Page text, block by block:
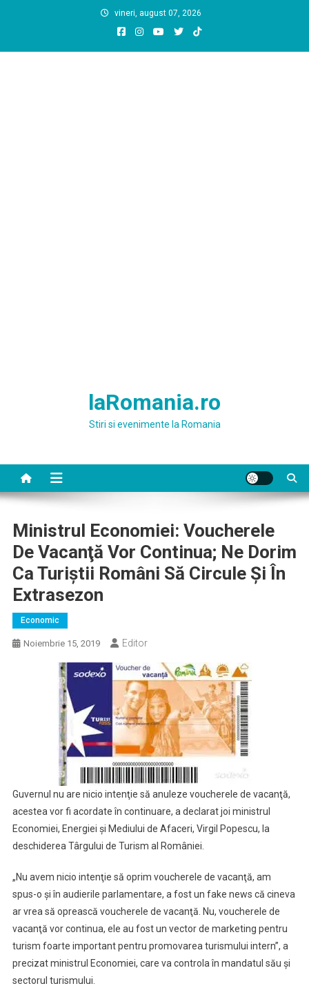
vineri, august 07, 2026
laRomania.ro
Stiri si evenimente la Romania
Ministrul Economiei: Voucherele
De Vacanţă Vor Continua; Ne Dorim
Ca Turiştii Români Să Circule Şi În
Extrasezon
Economic
Noiembrie 15, 2019 Editor
Guvernul nu are nicio intenţie să anuleze voucherele de vacanţă,
acestea vor fi acordate în continuare, a declarat joi ministrul
Economiei, Energiei şi Mediului de Afaceri, Virgil Popescu, la
deschiderea Târgului de Turism al României.
„Nu avem nicio intenţie să oprim voucherele de vacanţă, am
spus-o şi în audierile parlamentare, a fost un fake news că cineva
ar vrea să oprească voucherele de vacanţă. Nu, voucherele de
vacanţă vor continua, ele au fost un vector de marketing pentru
turism foarte important pentru promovarea turismului intern”, a
precizat ministrul Economiei, care va controla în mandatul său şi
sectorul turismului.